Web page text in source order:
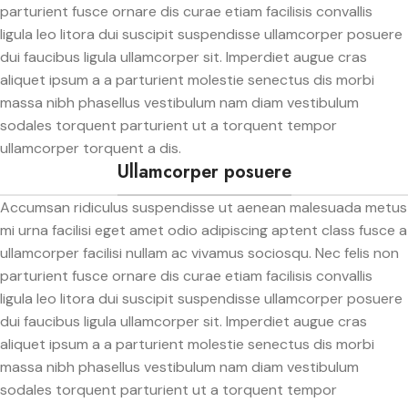
parturient fusce ornare dis curae etiam facilisis convallis
ligula leo litora dui suscipit suspendisse ullamcorper posuere
dui faucibus ligula ullamcorper sit. Imperdiet augue cras
aliquet ipsum a a parturient molestie senectus dis morbi
massa nibh phasellus vestibulum nam diam vestibulum
sodales torquent parturient ut a torquent tempor
ullamcorper torquent a dis.
Ullamcorper posuere
Accumsan ridiculus suspendisse ut aenean malesuada metus
mi urna facilisi eget amet odio adipiscing aptent class fusce a
ullamcorper facilisi nullam ac vivamus sociosqu. Nec felis non
parturient fusce ornare dis curae etiam facilisis convallis
ligula leo litora dui suscipit suspendisse ullamcorper posuere
dui faucibus ligula ullamcorper sit. Imperdiet augue cras
aliquet ipsum a a parturient molestie senectus dis morbi
massa nibh phasellus vestibulum nam diam vestibulum
sodales torquent parturient ut a torquent tempor